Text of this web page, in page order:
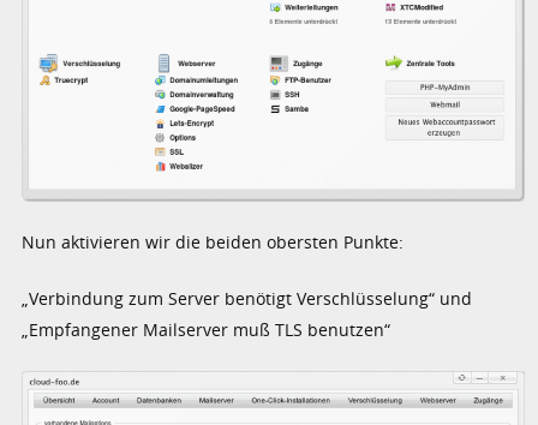
Nun aktivieren wir die beiden obersten Punkte:
„Verbindung zum Server benötigt Verschlüsselung“ und
„Empfangener Mailserver muß TLS benutzen“